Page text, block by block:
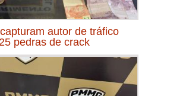
autor de tráfico
pedras de crack